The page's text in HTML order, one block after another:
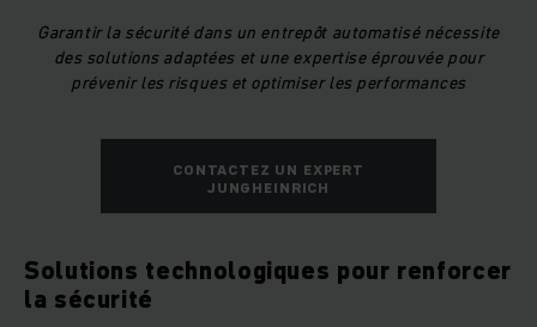
Garantir la sécurité dans un entrepôt automatisé nécessite
des solutions adaptées et une expertise éprouvée pour
prévenir les risques et optimiser les performances
CONTACTEZ UN EXPERT
JUNGHEINRICH
Solutions technologiques pour renforcer
la sécurité